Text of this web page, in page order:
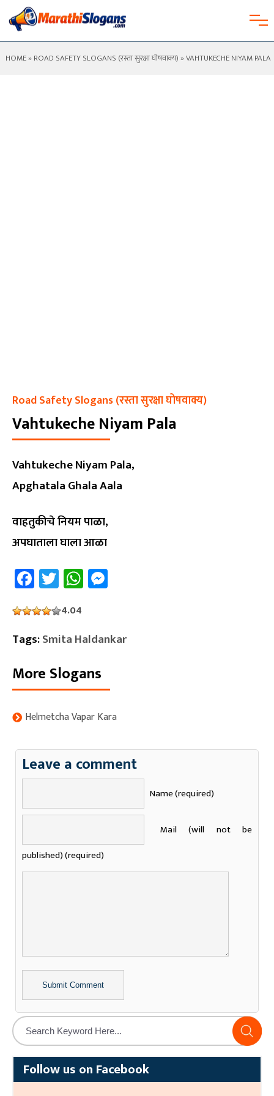
HOME»ROAD SAFETY SLOGANS (रस्ता सुरक्षा घोषवाक्य)» VAHTUKECHE NIYAM PALA
Road Safety Slogans (रस्ता सुरक्षा घोषवाक्य)
Vahtukeche Niyam Pala
Vahtukeche Niyam Pala,
Apghatala Ghala Aala
वाहतुकीचे नियम पाळा,
अपघाताला घाला आळा
Facebook
TwitterWhatsApp
4.04
Tags:Smita Haldankar
More Slogans
Helmetcha Vapar Kara
Leave a comment
Name (required)
Mail (will not be
published) (required)
Alternative:
Follow us on Facebook